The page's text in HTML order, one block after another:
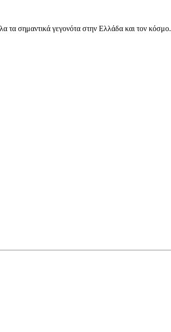
τα σημαντικά γεγονότα στην Ελλάδα και τον κόσμο.